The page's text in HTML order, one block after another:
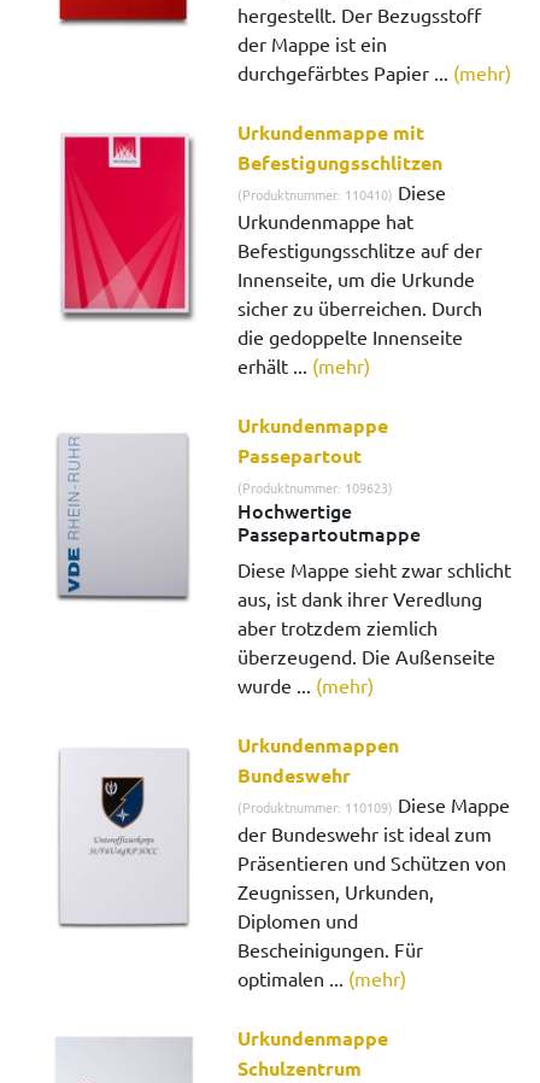
hergestellt. Der Bezugsstoff
der Mappe ist ein
durchgefärbtes Papier ... (mehr)
Urkundenmappe mit
Befestigungsschlitzen
(Produktnummer: 110410) Diese
Urkundenmappe hat
Befestigungsschlitze auf der
Innenseite, um die Urkunde
sicher zu überreichen. Durch
die gedoppelte Innenseite
erhält ... (mehr)
Urkundenmappe
Passepartout
(Produktnummer: 109623)
Hochwertige
Passepartoutmappe
Diese Mappe sieht zwar schlicht
aus, ist dank ihrer Veredlung
aber trotzdem ziemlich
überzeugend. Die Außenseite
wurde ... (mehr)
Urkundenmappen
Bundeswehr
(Produktnummer: 110109) Diese Mappe
der Bundeswehr ist ideal zum
Präsentieren und Schützen von
Zeugnissen, Urkunden,
Diplomen und
Bescheinigungen. Für
optimalen ... (mehr)
Urkundenmappe
Schulzentrum